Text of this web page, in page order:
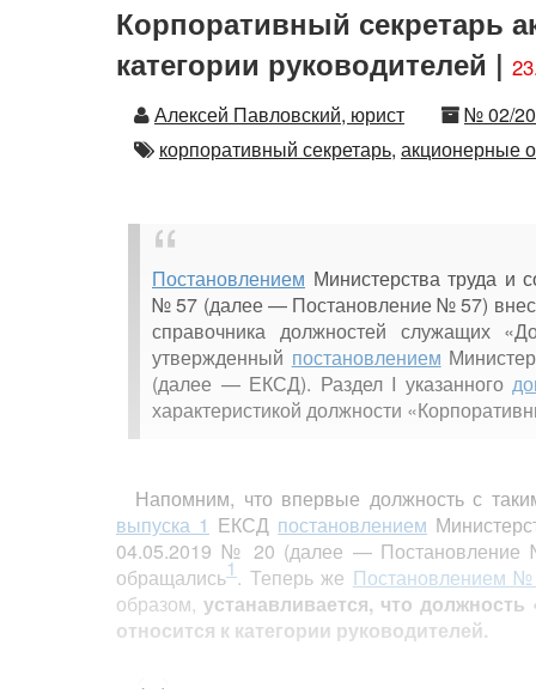
Корпоративный секретарь
категории руководителей |
Автор
Алексей Павловский, юрист Номер
№ 02/
Автор
корпоративный секретарь, акционерные
Постановлением Министерства труда и
№ 57 (далее — Постановление № 57)
справочника должностей служащих
утвержденный постановлением
(далее — ЕКСД). Раздел I указанного
характеристикой должности
Напомним, что впервые должность с
выпуска 1 ЕКСД постановлением
04.05.2019 № 20 (далее — Постановление
обращались1. Теперь же Постановлением
образом,устанавливается, что
относится к категории руководителей.